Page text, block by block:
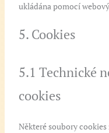
ukládána pomocí
5. Cookies
5.1 Technické
cookies
Některé soubory